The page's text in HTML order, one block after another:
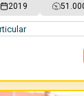
2019